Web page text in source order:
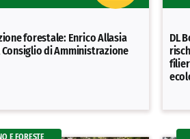
forestale: Enrico Allasia
di Amministrazione
DL